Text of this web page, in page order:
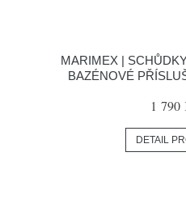
MARIMEX |
BAZÉNOVÉ
1 790
DETAIL